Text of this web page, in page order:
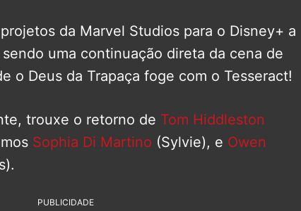
da Marvel Studios para o Disney+ a
uma continuação direta da cena de
o Deus da Trapaça foge com o Tesseract!
trouxe o retorno de Tom Hiddleston
Sophia Di Martino (Sylvie), e Owen
PUBLICIDADE